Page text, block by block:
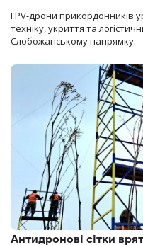
FPV-дрони прикордонників
техніку, укриття та
Слобожанському напрямку.
Антидронові сітки